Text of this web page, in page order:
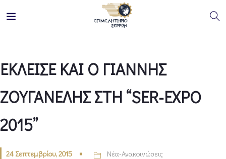
ΕΚΛΕΙΣΕ ΚΑΙ Ο ΓΙΑΝΝΗΣ
ΖΟΥΓΑΝΕΛΗΣ ΣΤΗ “SER-EXPO
2015”
24 Σεπτεμβρίου, 2015 Νέα-Ανακοινώσεις